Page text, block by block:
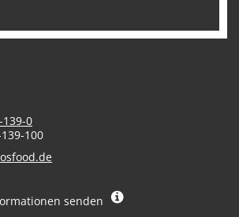
139-0
100
senden